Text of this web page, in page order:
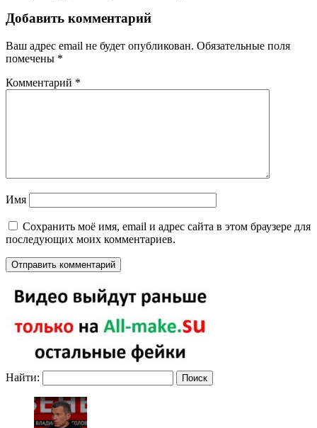
Добавить комментарий
Ваш адрес email не будет опубликован. Обязательные поля
помечены *
Комментарий *
Имя
Сохранить моё имя, email и адрес сайта в этом браузере для
последующих моих комментариев.
Найти: